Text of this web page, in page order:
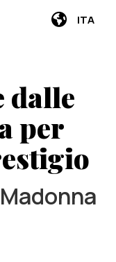
ITA
dalle
per